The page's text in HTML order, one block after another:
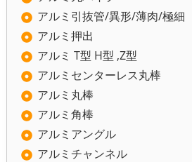
アルミ引抜管/異形/薄肉/極細
アルミ押出
アルミ T型 H型 ,Z型
アルミセンターレス丸棒
アルミ丸棒
アルミ角棒
アルミアングル
アルミチャンネル